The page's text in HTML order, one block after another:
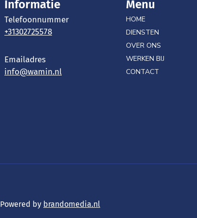
Informatie
Telefoonnummer
+31302725578
Emailadres
info@wamin.nl
Menu
HOME
DIENSTEN
OVER ONS
WERKEN BIJ
CONTACT
Powered by brandomedia.nl